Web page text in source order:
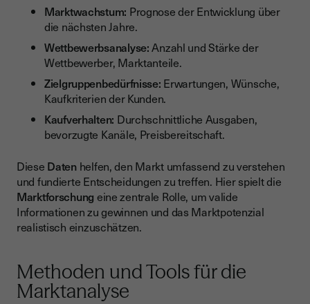
Marktwachstum: Prognose der Entwicklung über
die nächsten Jahre.
Wettbewerbsanalyse:Anzahl und Stärke der
Wettbewerber, Marktanteile.
Zielgruppenbedürfnisse: Erwartungen, Wünsche,
Kaufkriterien der Kunden.
Kaufverhalten: Durchschnittliche Ausgaben,
bevorzugte Kanäle, Preisbereitschaft.
Diese Datenhelfen, den Markt umfassend zu verstehen
und fundierte Entscheidungen zu treffen. Hier spielt die
Marktforschung eine zentrale Rolle, um valide
Informationen zu gewinnen und das Marktpotenzial
realistisch einzuschätzen.
Methoden und Tools für die
Marktanalyse